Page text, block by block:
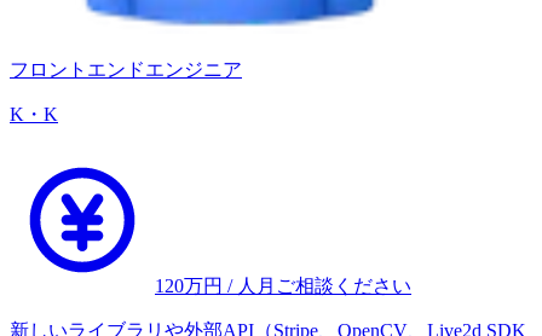
フロントエンドエンジニア
K・K
120万円 / 人月 ご相談ください
新しいライブラリや外部API（Stripe、OpenCV、Live2d SDK